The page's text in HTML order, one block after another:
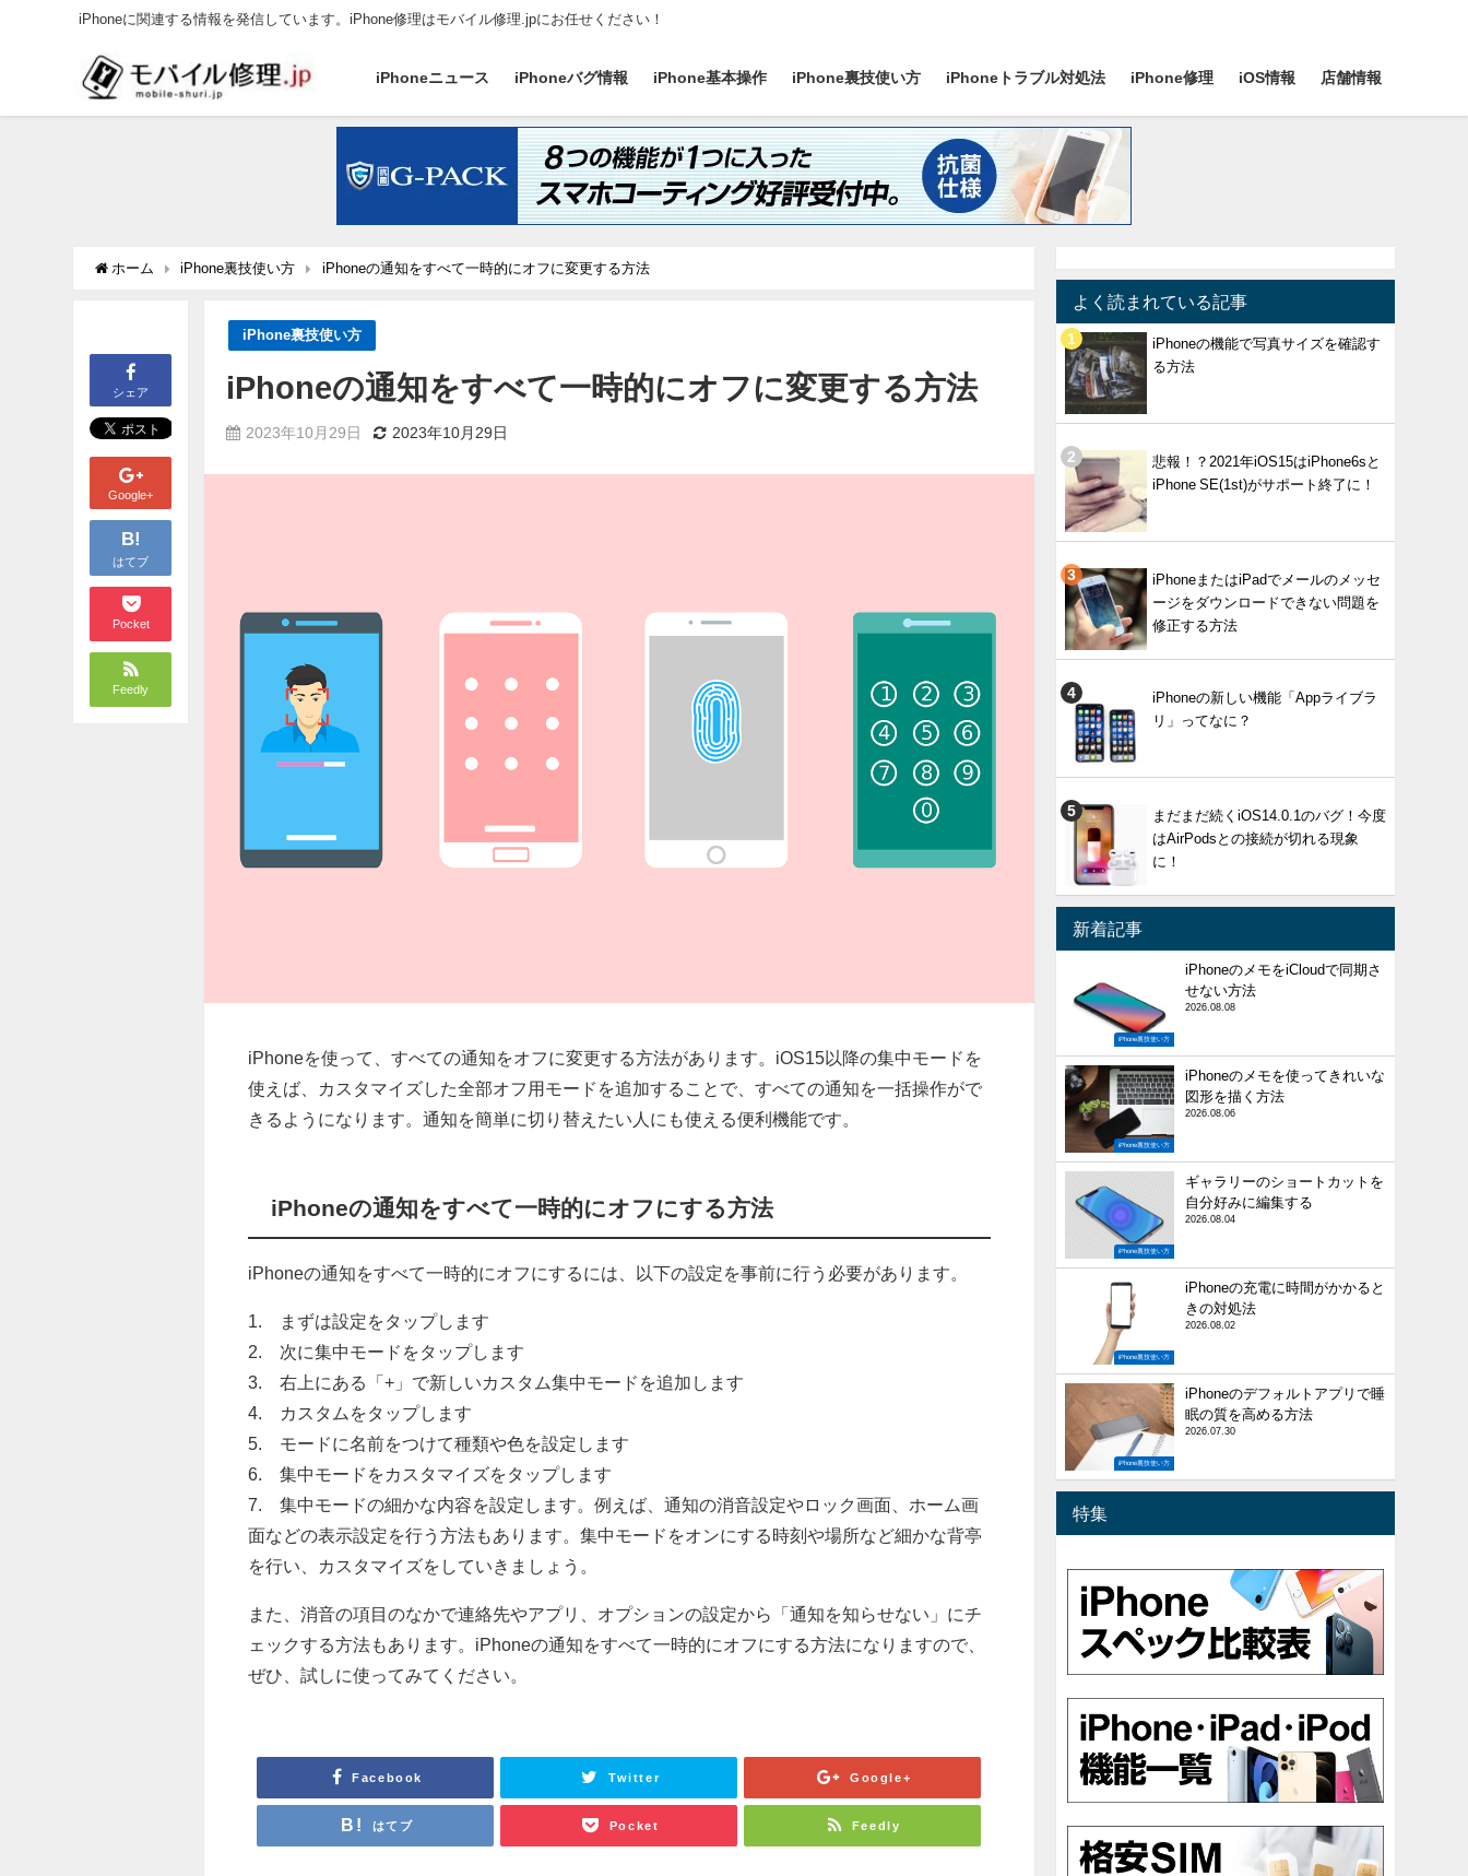
iPhoneに関連する情報を発信しています。iPhone修理はモバイル修理.jpにお任せください！
iPhoneニュース iPhoneバグ情報 iPhone基本操作 iPhone裏技使い方 iPhoneトラブル対処法 iPhone修理 iOS情報 店舗情報
ホーム iPhone裏技使い方 iPhoneの通知をすべて一時的にオフに変更する方法
シェア
Google+
B!
はてブ
Pocket
Feedly
iPhone裏技使い方
iPhoneの通知をすべて一時的にオフに変更する方法
2023年10月29日 2023年10月29日
iPhoneを使って、すべての通知をオフに変更する方法があります。iOS15以降の集中モードを
使えば、カスタマイズした全部オフ用モードを追加することで、すべての通知を一括操作がで
きるようになります。通知を簡単に切り替えたい人にも使える便利機能です。
iPhoneの通知をすべて一時的にオフにする方法
iPhoneの通知をすべて一時的にオフにするには、以下の設定を事前に行う必要があります。
1. まずは設定をタップします
2. 次に集中モードをタップします
3. 右上にある「+」で新しいカスタム集中モードを追加します
4. カスタムをタップします
5. モードに名前をつけて種類や色を設定します
6. 集中モードをカスタマイズをタップします
7. 集中モードの細かな内容を設定します。例えば、通知の消音設定やロック画面、ホーム画
面などの表示設定を行う方法もあります。集中モードをオンにする時刻や場所など細かな背亭
を行い、カスタマイズをしていきましょう。
また、消音の項目のなかで連絡先やアプリ、オプションの設定から「通知を知らせない」にチ
ェックする方法もあります。iPhoneの通知をすべて一時的にオフにする方法になりますので、
ぜひ、試しに使ってみてください。
Facebook Twitter Google+
はてブ Pocket Feedly
よく読まれている記事
iPhoneの機能で写真サイズを確認す
る方法
悲報！？2021年iOS15はiPhone6sと
iPhone SE(1st)がサポート終了に！
iPhoneまたはiPadでメールのメッセ
ージをダウンロードできない問題を
修正する方法
iPhoneの新しい機能「Appライブラ
リ」ってなに？
まだまだ続くiOS14.0.1のバグ！今度
はAirPodsとの接続が切れる現象
に！
新着記事
iPhone裏技使い方
iPhoneのメモをiCloudで同期さ
せない方法
2026.08.08
iPhone裏技使い方
iPhoneのメモを使ってきれいな
図形を描く方法
2026.08.06
iPhone裏技使い方
ギャラリーのショートカットを
自分好みに編集する
2026.08.04
iPhone裏技使い方
iPhoneの充電に時間がかかると
きの対処法
2026.08.02
iPhone裏技使い方
iPhoneのデフォルトアプリで睡
眠の質を高める方法
2026.07.30
特集